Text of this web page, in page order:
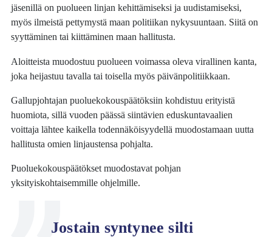
jäsenillä on puolueen linjan kehittämiseksi ja uudistamiseksi,
myös ilmeistä pettymystä maan politiikan nykysuuntaan. Siitä on
syyttäminen tai kiittäminen maan hallitusta.
Aloitteista muodostuu puolueen voimassa oleva virallinen kanta,
joka heijastuu tavalla tai toisella myös päivänpolitiikkaan.
Gallupjohtajan puoluekokouspäätöksiin kohdistuu erityistä
huomiota, sillä vuoden päässä siintävien eduskuntavaalien
voittaja lähtee kaikella todennäköisyydellä muodostamaan uutta
hallitusta omien linjaustensa pohjalta.
Puoluekokouspäätökset muodostavat pohjan
yksityiskohtaisemmille ohjelmille.
Jostain syntynee silti